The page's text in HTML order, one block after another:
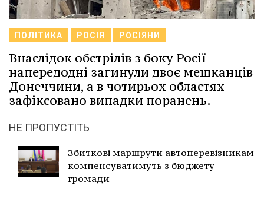
ПОЛІТИКА РОСІЯ РОСІЯНИ
Внаслідок обстрілів з боку Росії
напередодні загинули двоє мешканців
Донеччини, а в чотирьох областях
зафіксовано випадки поранень.
НЕ ПРОПУСТІТЬ
Збиткові маршрути автоперевізникам
компенсуватимуть з бюджету
громади